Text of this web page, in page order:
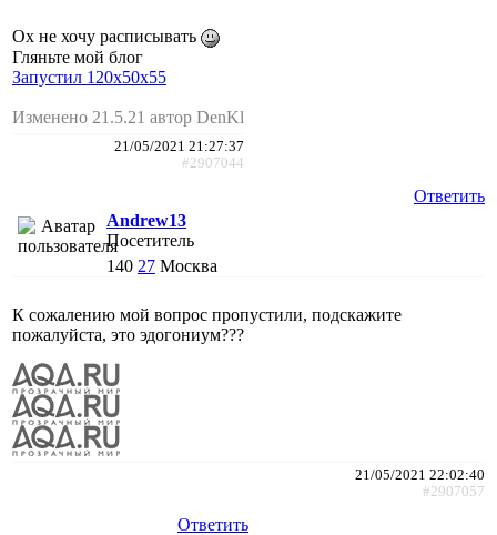
Ох не хочу расписывать
Гляньте мой блог
Запустил 120х50х55
Изменено 21.5.21 автор DenKl
21/05/2021 21:27:37
#2907044
Ответить
Andrew13
Посетитель
140 27 Москва
К сожалению мой вопрос пропустили, подскажите
пожалуйста, это эдогониум???
21/05/2021 22:02:40
#2907057
Ответить